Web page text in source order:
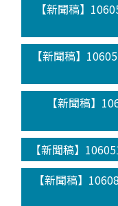
【新聞稿】
【新聞稿】
【新聞稿】
【新聞稿】
【新聞稿】